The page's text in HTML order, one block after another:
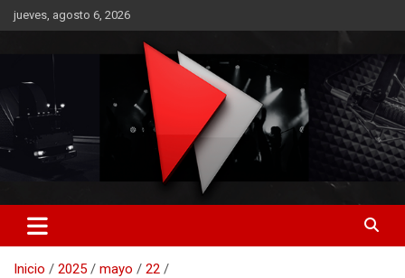
Saltar
al
jueves, agosto 6, 2026
RO CONTENIDOS
Inicio 2025 mayo
22